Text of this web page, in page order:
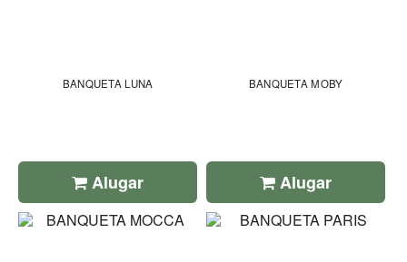
BANQUETA LUNA
Alugar
BANQUETA MOBY
Alugar